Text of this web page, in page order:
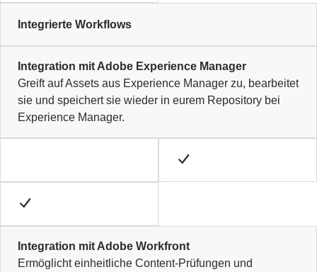
Integrierte Workflows
Integration mit Adobe Experience Manager
Greift auf Assets aus Experience Manager zu, bearbeitet
sie und speichert sie wieder in eurem Repository bei
Experience Manager.
Integration mit Adobe Workfront
Ermöglicht einheitliche Content-Prüfungen und